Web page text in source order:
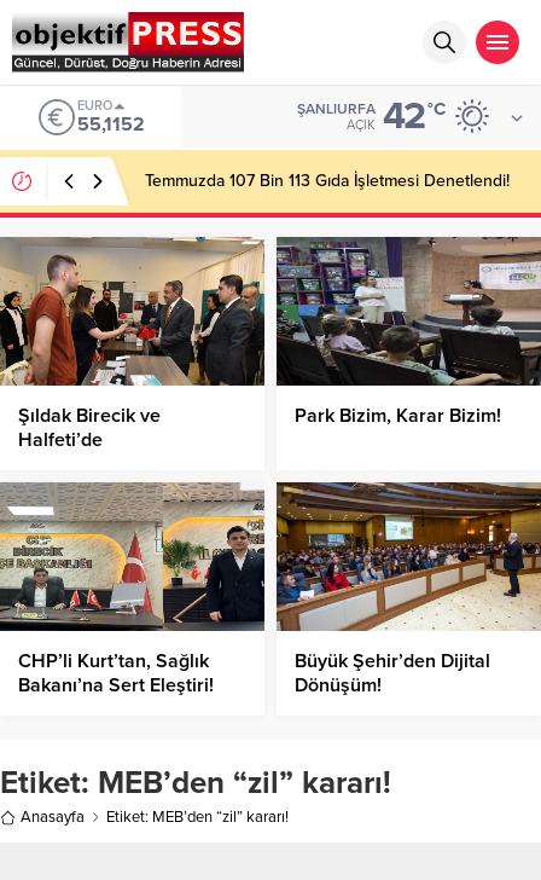
EURO
55,1152
ŞANLIURFA
AÇIK 42°C
Temmuzda 107 Bin 113 Gıda İşletmesi Denetlendi!
Şıldak Birecik ve
Halfeti’de
Park Bizim, Karar Bizim!
CHP’li Kurt’tan, Sağlık
Bakanı’na Sert Eleştiri!
Büyük Şehir’den Dijital
Dönüşüm!
Etiket: MEB’den “zil” kararı!
Anasayfa Etiket: MEB’den “zil” kararı!